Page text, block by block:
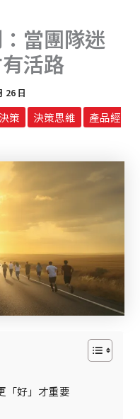
當團隊迷
活路
26 日
策 決策思維
產品經
「好」才重要